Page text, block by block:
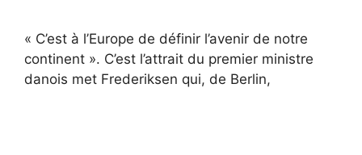
« C’est à l’Europe de définir l’avenir de notre
continent ». C’est l’attrait du premier ministre
danois met Frederiksen qui, de Berlin,